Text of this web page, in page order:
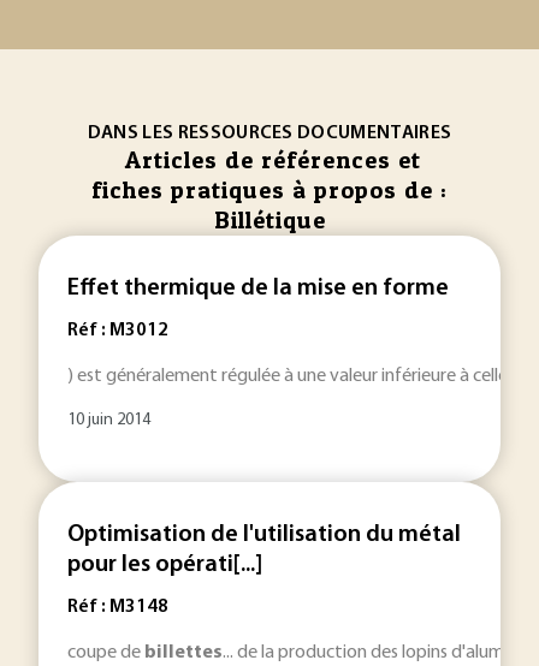
DANS LES RESSOURCES DOCUMENTAIRES
Articles de références et
fiches pratiques à propos de :
Billétique
Effet thermique de la mise en forme
Réf : M3012
) est généralement régulée à une valeur inférieure à celle de
10 juin 2014
Optimisation de l'utilisation du métal
pour les opérati[...]
Réf : M3148
coupe de billettes... de la production des lopins